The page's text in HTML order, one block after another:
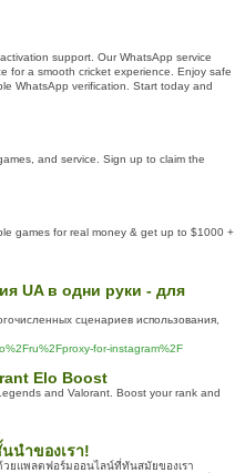
support. Our WhatsApp service
for a smooth cricket experience. Enjoy safe
WhatsApp verification. Start today and
and service. Sign up to claim the
games for real money & get up to $1000 +
UA в одни руки - для
сценариев использования,
for-instagram%2F
Elo Boost
and Valorant. Boost your rank and
นำของเรา!
ยแพลตฟอร์มออนไลน์ที่ทันสมัยของเรา